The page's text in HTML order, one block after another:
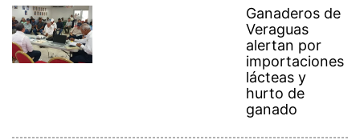
Ganaderos de
Veraguas
alertan por
importaciones
lácteas y
hurto de
ganado